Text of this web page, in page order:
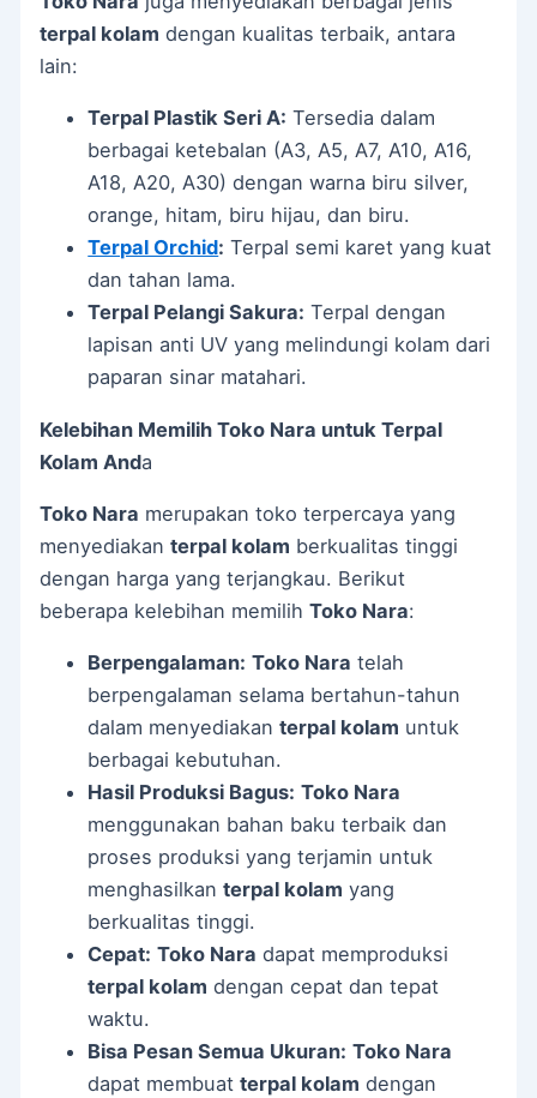
terpal kolam dengan kualitas terbaik, antara
lain:
Terpal Plastik Seri A: Tersedia dalam
berbagai ketebalan (A3, A5, A7, A10, A16,
A18, A20, A30) dengan warna biru silver,
orange, hitam, biru hijau, dan biru.
Terpal Orchid: Terpal semi karet yang kuat
dan tahan lama.
Terpal Pelangi Sakura: Terpal dengan
lapisan anti UV yang melindungi kolam dari
paparan sinar matahari.
Kelebihan Memilih Toko Nara untuk Terpal
Kolam Anda
Toko Nara merupakan toko terpercaya yang
menyediakanterpal kolam berkualitas tinggi
dengan harga yang terjangkau. Berikut
beberapa kelebihan memilihToko Nara:
Berpengalaman: Toko Nara telah
berpengalaman selama bertahun-tahun
dalam menyediakanterpal kolam untuk
berbagai kebutuhan.
Hasil Produksi Bagus: Toko Nara
menggunakan bahan baku terbaik dan
proses produksi yang terjamin untuk
menghasilkanterpal kolam yang
berkualitas tinggi.
Cepat: Toko Nara dapat memproduksi
terpal kolam dengan cepat dan tepat
waktu.
Bisa Pesan Semua Ukuran: Toko Nara
dapat membuatterpal kolam dengan